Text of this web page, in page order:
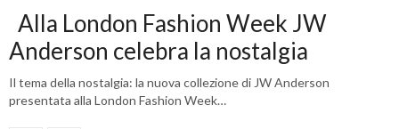
Alla London Fashion Week JW
Anderson celebra la nostalgia
Il tema della nostalgia: la nuova collezione di JW Anderson
presentata alla London Fashion Week…